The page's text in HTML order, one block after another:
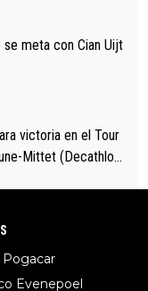
calzador en posi
el tour.
con Cian Uijt
victoria en el Tour
Mittet (Decathlon,
10. Vacek (Li
Pogacar
Evenepoel